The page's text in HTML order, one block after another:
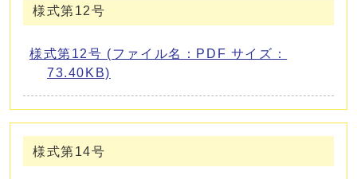
様式第12号
様式第12号 (ファイル名：PDF サイズ：
73.40KB)
様式第14号